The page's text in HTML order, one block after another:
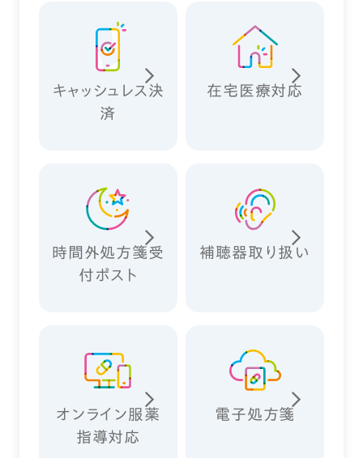
キャッシュレス決
済
在宅医療対応
時間外処方箋受
付ポスト
補聴器取り扱い
オンライン服薬
指導対応
電子処方箋